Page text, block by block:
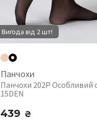
Вигода від 2 шт!
Панчохи
Панчохи 202P Особливий
15DEN
439 ₴